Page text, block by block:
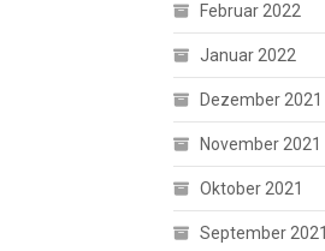
Februar 2022
Januar 2022
Dezember 2021
November 2021
Oktober 2021
September 2021